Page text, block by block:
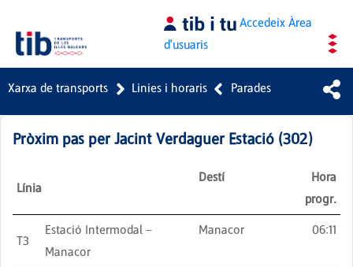
AccedeixÀrea
d'usuaris
Xarxa de transports Linies i horaris Parades
Pròxim pas per Jacint Verdaguer Estació (302)
Línia
Destí
Hora
progr.
T3
Estació Intermodal –
Manacor
Manacor 06:11